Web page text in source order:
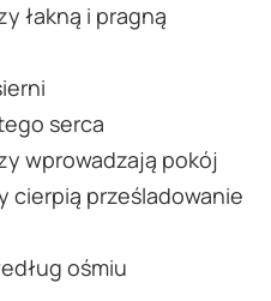
łakną i pragną
serca
wprowadzają pokój
cierpią prześladowanie
ośmiu